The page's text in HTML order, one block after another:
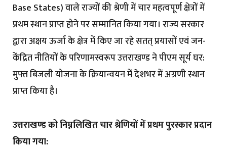
Base States) वाले राज्यों की श्रेणी में चार महत्वपूर्ण क्षेत्रों में
प्रथम स्थान प्राप्त होने पर सम्मानित किया गया। राज्य सरकार
द्वारा अक्षय ऊर्जा के क्षेत्र में किए जा रहे सतत् प्रयासों एवं जन-
केंद्रित नीतियों के परिणामस्वरूप उत्तराखण्ड ने पीएम सूर्य घर:
मुफ्त बिजली योजना के क्रियान्वयन में देशभर में अग्रणी स्थान
प्राप्त किया है।
उत्तराखण्ड को निम्नलिखित चार श्रेणियों में प्रथम पुरस्कार प्रदान
किया गया: